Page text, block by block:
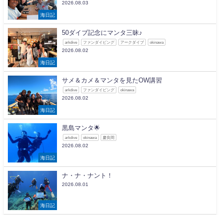
海日記
2026.08.03
海日記
50ダイブ記念にマンタ三昧♪
arkdive ファンダイビング アークダイブ okinawa
2026.08.02
海日記
サメ＆カメ＆マンタを見たOW講習
arkdive ファンダイビング okinawa
2026.08.02
海日記
黒島マンタ🌟
arkdive okinawa 慶良間
2026.08.02
海日記
ナ・ナ・ナント！
2026.08.01